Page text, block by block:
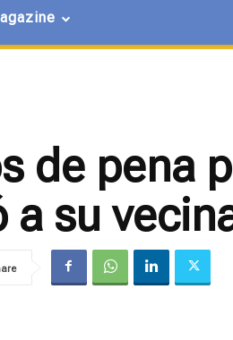
de pena
a su